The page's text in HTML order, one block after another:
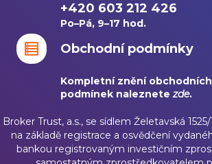
+420 603 212 426
Po–Pá, 9–17 hod.
Obchodní podmínky
Kompletní znění obchodních
podmínek naleznetezde.
Broker Trust, a.s., se sídlem Želetavská
na základě registrace a osvědčení
bankou registrovaným investičním